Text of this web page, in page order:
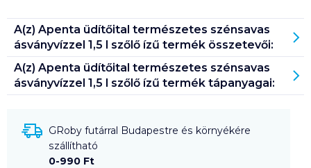
A(z) Apenta üdítőital természetes szénsavas
ásványvízzel 1,5 l szőlő ízű termék összetevői:
A(z) Apenta üdítőital természetes szénsavas
ásványvízzel 1,5 l szőlő ízű termék tápanyagai:
GRoby futárral Budapestre és környékére
szállítható
0-990 Ft